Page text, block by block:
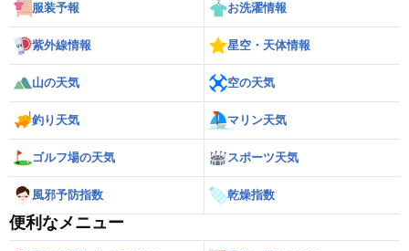
服装予報 お洗濯情報
紫外線情報 星空・天体情報
山の天気 空の天気
釣り天気 マリン天気
ゴルフ場の天気 スポーツ天気
風邪予防指数 乾燥指数
便利なメニュー